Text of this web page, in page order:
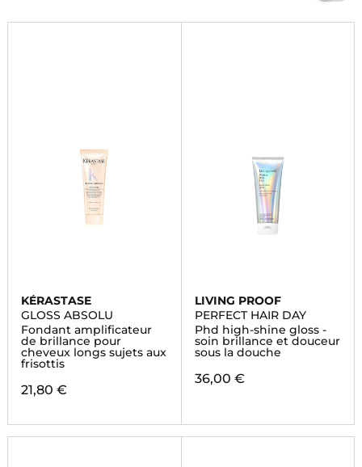
KÉRASTASE
GLOSS ABSOLU
Fondant amplificateur
de brillance pour
cheveux longs sujets aux
frisottis
21,80 €
LIVING PROOF
PERFECT HAIR DAY
Phd high-shine gloss -
soin brillance et douceur
sous la douche
36,00 €